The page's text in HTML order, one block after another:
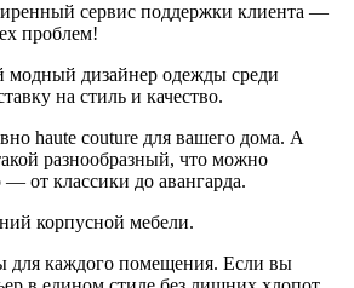
сервис поддержки клиента —
проблем!
дизайнер одежды среди
на стиль и качество.
haute couture для вашего дома. А
разнообразный, что можно
— от классики до авангарда.
корпусной мебели.
для каждого помещения. Если вы